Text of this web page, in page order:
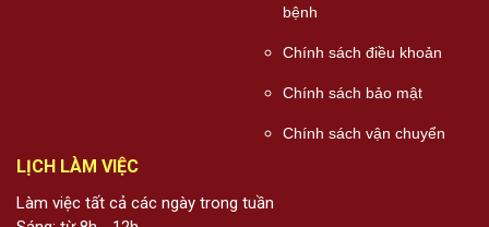
bệnh
Chính sách điều khoản
Chính sách bảo mật
Chính sách vận chuyển
LỊCH LÀM VIỆC
Làm việc tất cả các ngày trong tuần